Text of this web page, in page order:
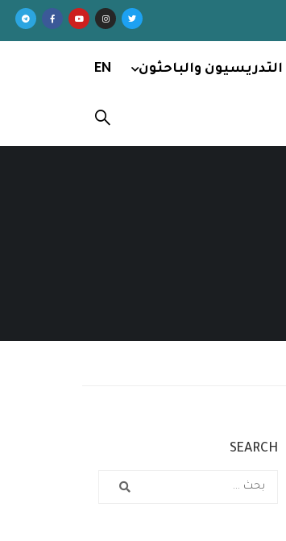
التدريسيون والباحثون EN
SEARCH